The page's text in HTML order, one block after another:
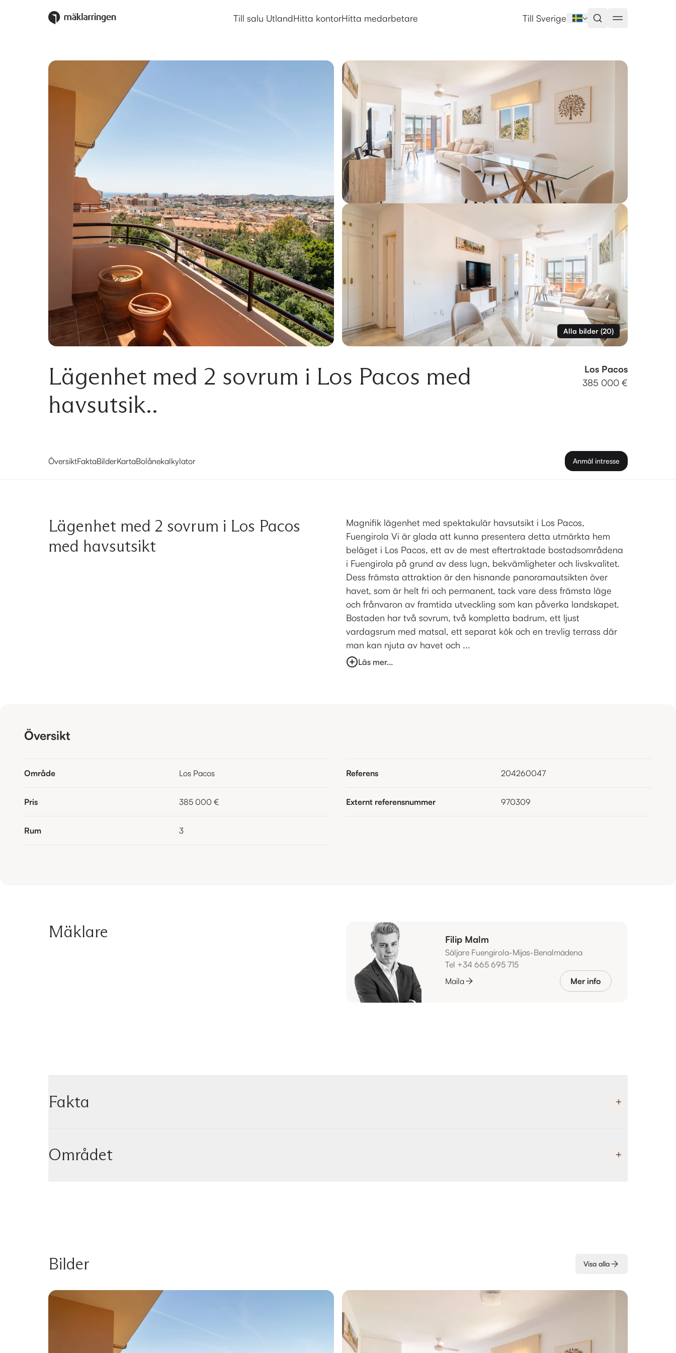
Till salu UtlandHitta kontorHitta medarbetare Till Sverige
Alla bilder(20)
Lägenhet med 2 sovrum i Los Pacos med
havsutsik..
Los Pacos
385 000 €
ÖversiktFaktaBilderKartaBolånekalkylator Anmäl intresse
Lägenhet med 2 sovrum i Los Pacos
med havsutsikt
Magnifik lägenhet med spektakulär havsutsikt i Los Pacos,
Fuengirola Vi är glada att kunna presentera detta utmärkta hem
beläget i Los Pacos, ett av de mest eftertraktade bostadsområdena
i Fuengirola på grund av dess lugn, bekvämligheter och livskvalitet.
Dess främsta attraktion är den hisnande panoramautsikten över
havet, som är helt fri och permanent, tack vare dess främsta läge
och frånvaron av framtida utveckling som kan påverka landskapet.
Bostaden har två sovrum, två kompletta badrum, ett ljust
vardagsrum med matsal, ett separat kök och en trevlig terrass där
man kan njuta av havet och ...
Läs mer...
Översikt
Område Los Pacos
Pris 385 000 €
Rum 3
Referens 204260047
Externt referensnummer 970309
Mäklare Filip Malm
Säljare Fuengirola-Mijas-Benalmádena
Tel +34 665 695 715
Maila
Mer info
Fakta
Området
Bilder Visa alla